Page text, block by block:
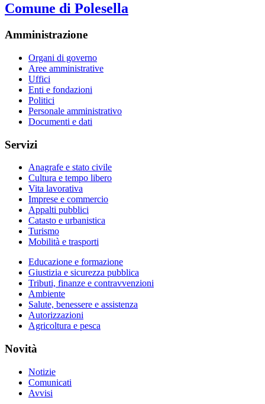
Comune di Polesella
Amministrazione
Organi di governo
Aree amministrative
Uffici
Enti e fondazioni
Politici
Personale amministrativo
Documenti e dati
Servizi
Anagrafe e stato civile
Cultura e tempo libero
Vita lavorativa
Imprese e commercio
Appalti pubblici
Catasto e urbanistica
Turismo
Mobilità e trasporti
Educazione e formazione
Giustizia e sicurezza pubblica
Tributi, finanze e contravvenzioni
Ambiente
Salute, benessere e assistenza
Autorizzazioni
Agricoltura e pesca
Novità
Notizie
Comunicati
Avvisi